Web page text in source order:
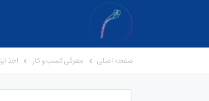
صفحه اصلی معرفی کسب و کار اخذ